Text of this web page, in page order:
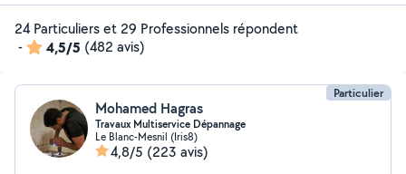
24 Particuliers et 29 Professionnels répondent
-
4,5/5 (482 avis)
Particulier
Mohamed Hagras
Travaux Multiservice Dépannage
Le Blanc-Mesnil (Iris8)
4,8/5 (223 avis)